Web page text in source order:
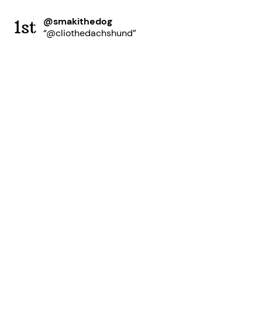
1st
@smakithedog
“@cliothedachshund”